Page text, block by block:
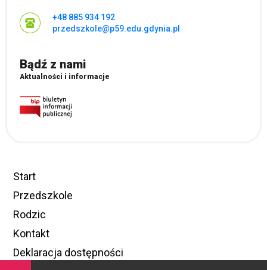
+48 885 934 192
przedszkole@p59.edu.gdynia.pl
Bądź z nami
Aktualności i informacje
Start
Przedszkole
Rodzic
Kontakt
Deklaracja dostępności